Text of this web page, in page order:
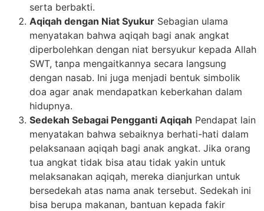
serta berbakti.
Aqiqah dengan Niat Syukur Sebagian ulama
menyatakan bahwa aqiqah bagi anak angkat
diperbolehkan dengan niat bersyukur kepada Allah
SWT, tanpa mengaitkannya secara langsung
dengan nasab. Ini juga menjadi bentuk simbolik
doa agar anak mendapatkan keberkahan dalam
hidupnya.
Sedekah Sebagai Pengganti Aqiqah Pendapat lain
menyatakan bahwa sebaiknya berhati-hati dalam
pelaksanaan aqiqah bagi anak angkat. Jika orang
tua angkat tidak bisa atau tidak yakin untuk
melaksanakan aqiqah, mereka dianjurkan untuk
bersedekah atas nama anak tersebut. Sedekah ini
bisa berupa makanan, bantuan kepada fakir